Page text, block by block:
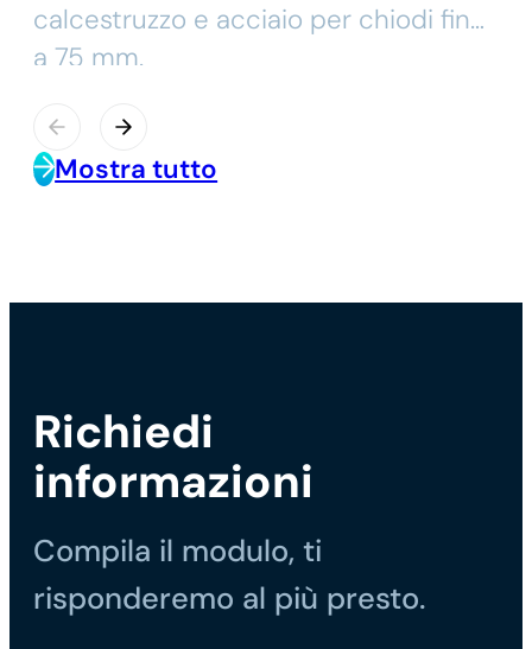
calcestruzzo e acciaio per chiodi fino
a 75 mm.
Mostra tutto
Richiedi
informazioni
Compila il modulo, ti
risponderemo al più presto.